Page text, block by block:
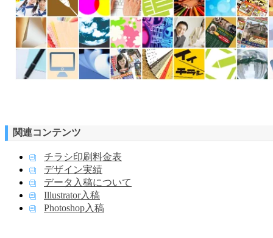
関連コンテンツ
チラシ印刷料金表
デザイン実績
データ入稿について
Illustrator入稿
Photoshop入稿